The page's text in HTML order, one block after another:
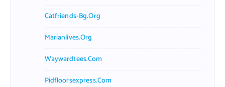
Catfriends-Bg.org
Marianlives.org
Waywardtees.com
Pidfloorsexpress.com